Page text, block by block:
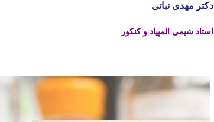
دکتر مهدی نباتی
استاد شیمی المپیاد و کنکور